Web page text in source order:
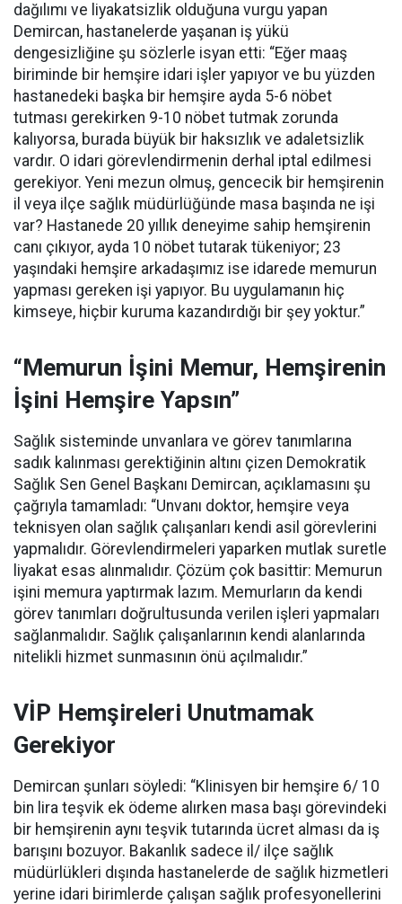
dağılımı ve liyakatsizlik olduğuna vurgu yapan
Demircan, hastanelerde yaşanan iş yükü
dengesizliğine şu sözlerle isyan etti: “Eğer maaş
biriminde bir hemşire idari işler yapıyor ve bu yüzden
hastanedeki başka bir hemşire ayda 5-6 nöbet
tutması gerekirken 9-10 nöbet tutmak zorunda
kalıyorsa, burada büyük bir haksızlık ve adaletsizlik
vardır. O idari görevlendirmenin derhal iptal edilmesi
gerekiyor. Yeni mezun olmuş, gencecik bir hemşirenin
il veya ilçe sağlık müdürlüğünde masa başında ne işi
var? Hastanede 20 yıllık deneyime sahip hemşirenin
canı çıkıyor, ayda 10 nöbet tutarak tükeniyor; 23
yaşındaki hemşire arkadaşımız ise idarede memurun
yapması gereken işi yapıyor. Bu uygulamanın hiç
kimseye, hiçbir kuruma kazandırdığı bir şey yoktur.”
“Memurun İşini Memur, Hemşirenin
İşini Hemşire Yapsın”
Sağlık sisteminde unvanlara ve görev tanımlarına
sadık kalınması gerektiğinin altını çizen Demokratik
Sağlık Sen Genel Başkanı Demircan, açıklamasını şu
çağrıyla tamamladı: “Unvanı doktor, hemşire veya
teknisyen olan sağlık çalışanları kendi asil görevlerini
yapmalıdır. Görevlendirmeleri yaparken mutlak suretle
liyakat esas alınmalıdır. Çözüm çok basittir: Memurun
işini memura yaptırmak lazım. Memurların da kendi
görev tanımları doğrultusunda verilen işleri yapmaları
sağlanmalıdır. Sağlık çalışanlarının kendi alanlarında
nitelikli hizmet sunmasının önü açılmalıdır.”
VİP Hemşireleri Unutmamak
Gerekiyor
Demircan şunları söyledi: “Klinisyen bir hemşire 6/ 10
bin lira teşvik ek ödeme alırken masa başı görevindeki
bir hemşirenin aynı teşvik tutarında ücret alması da iş
barışını bozuyor. Bakanlık sadece il/ ilçe sağlık
müdürlükleri dışında hastanelerde de sağlık hizmetleri
yerine idari birimlerde çalışan sağlık profesyonellerini